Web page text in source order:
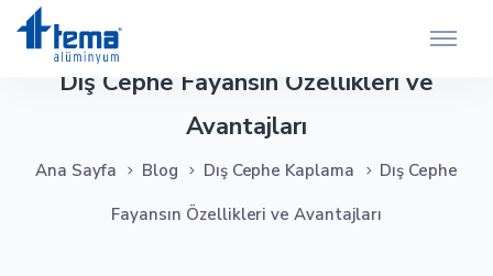
Dış Cephe Fayansın Özellikleri ve
Avantajları
Ana Sayfa Blog Dış Cephe Kaplama
Dış Cephe
Fayansın Özellikleri ve Avantajları